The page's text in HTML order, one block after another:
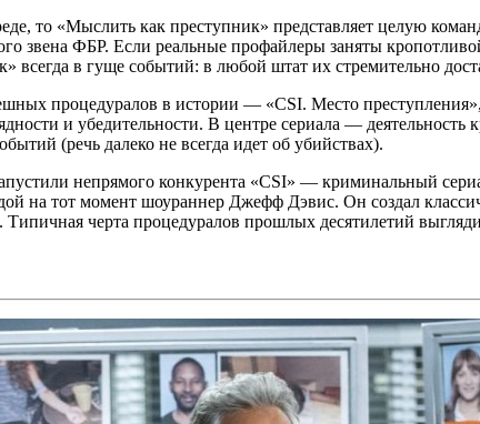
то «Мыслить как преступник» представляет целую
звена ФБР. Если реальные профайлеры заняты
всегда в гуще событий: в любой штат их стремительно
процедуралов в истории — «CSI. Место
и убедительности. В центре сериала — деятельность
(речь далеко не всегда идет об убийствах).
непрямого конкурента «CSI» — криминальный
на тот момент шоураннер Джефф Дэвис. Он создал
Типичная черта процедуралов прошлых десятилетий